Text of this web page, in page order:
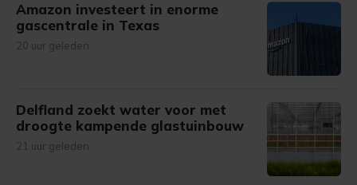
Amazon investeert in enorme
gascentrale in Texas
20 uur geleden
Delfland zoekt water voor met
droogte kampende glastuinbouw
21 uur geleden